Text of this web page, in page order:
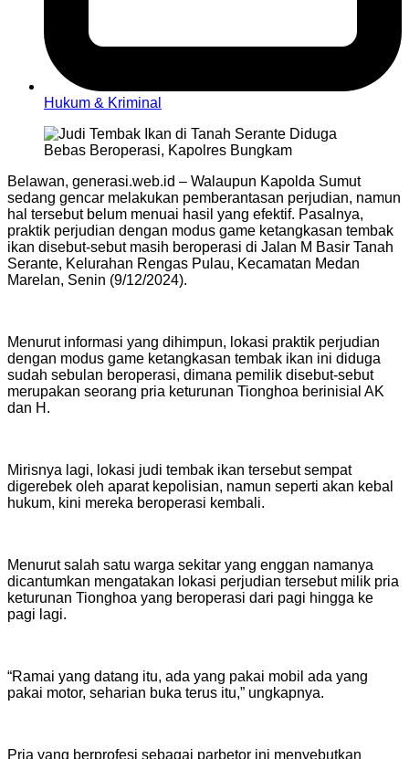
Hukum & Kriminal
Belawan, generasi.web.id – Walaupun Kapolda Sumut
sedang gencar melakukan pemberantasan perjudian, namun
hal tersebut belum menuai hasil yang efektif. Pasalnya,
praktik perjudian dengan modus game ketangkasan tembak
ikan disebut-sebut masih beroperasi di Jalan M Basir Tanah
Serante, Kelurahan Rengas Pulau, Kecamatan Medan
Marelan, Senin (9/12/2024).
Menurut informasi yang dihimpun, lokasi praktik perjudian
dengan modus game ketangkasan tembak ikan ini diduga
sudah sebulan beroperasi, dimana pemilik disebut-sebut
merupakan seorang pria keturunan Tionghoa berinisial AK
dan H.
Mirisnya lagi, lokasi judi tembak ikan tersebut sempat
digerebek oleh aparat kepolisian, namun seperti akan kebal
hukum, kini mereka beroperasi kembali.
Menurut salah satu warga sekitar yang enggan namanya
dicantumkan mengatakan lokasi perjudian tersebut milik pria
keturunan Tionghoa yang beroperasi dari pagi hingga ke
pagi lagi.
“Ramai yang datang itu, ada yang pakai mobil ada yang
pakai motor, seharian buka terus itu,” ungkapnya.
Pria yang berprofesi sebagai parbetor ini menyebutkan